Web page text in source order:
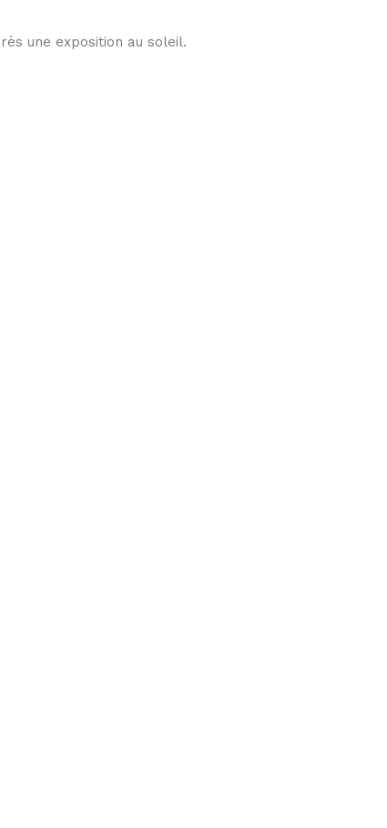
une exposition au soleil.